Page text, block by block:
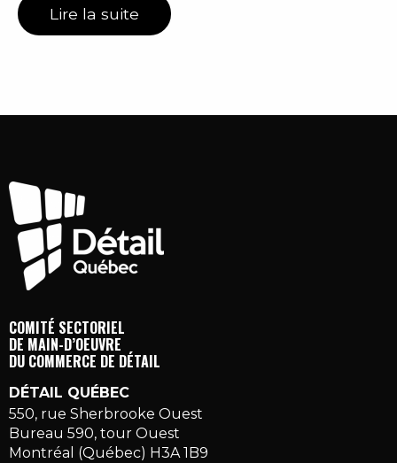
Lire la suite
COMITÉ SECTORIEL
DE MAIN-D’OEUVRE
DU COMMERCE DE DÉTAIL
DÉTAIL QUÉBEC
550, rue Sherbrooke Ouest
Bureau 590, tour Ouest
Montréal (Québec) H3A 1B9